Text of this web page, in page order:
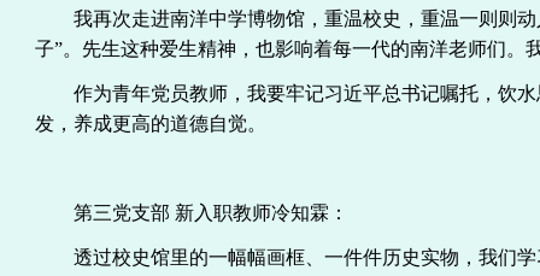
我再次走进南洋中学博物馆，重温校史，重温一则则
子”。先生这种爱生精神，也影响着每一代的南洋老师们。
作为青年党员教师，我要牢记习近平总书记嘱托，饮
发，养成更高的道德自觉。
第三党支部 新入职教师冷知霖：
透过校史馆里的一幅幅画框、一件件历史实物，我们